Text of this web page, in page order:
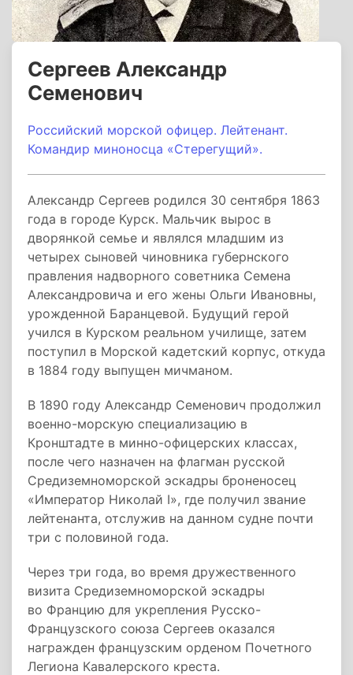
Сергеев Александр
Семенович
Российский морской офицер. Лейтенант.
Командир миноносца «Стерегущий».
Александр Сергеев родился 30 сентября 1863
года в городе Курск. Мальчик вырос в
дворянкой семье и являлся младшим из
четырех сыновей чиновника губернского
правления надворного советника Семена
Александровича и его жены Ольги Ивановны,
урожденной Баранцевой. Будущий герой
учился в Курском реальном училище, затем
поступил в Морской кадетский корпус, откуда
в 1884 году выпущен мичманом.
В 1890 году Александр Семенович продолжил
военно-морскую специализацию в
Кронштадте в минно-офицерских классах,
после чего назначен на флагман русской
Средиземноморской эскадры броненосец
«Император Николай I», где получил звание
лейтенанта, отслужив на данном судне почти
три с половиной года.
Через три года, во время дружественного
визита Средиземноморской эскадры
во Францию для укрепления Русско-
Французского союза Сергеев оказался
награжден французским орденом Почетного
Легиона Кавалерского креста.